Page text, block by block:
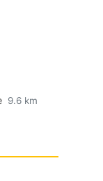
9.6 km